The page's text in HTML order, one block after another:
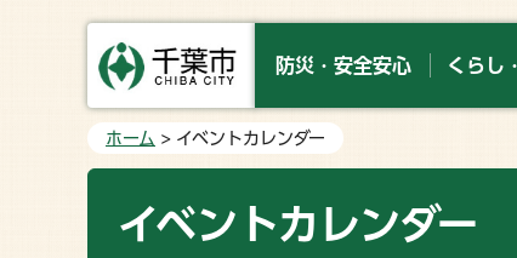
防災・安全安心 くらし
ホーム > イベントカレンダー
イベントカレンダー